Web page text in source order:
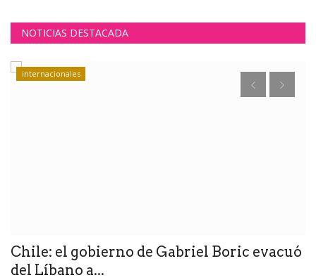
NOTICIAS DESTACADA
internacionales
Chile: el gobierno de Gabriel Boric evacuó
del Líbano a...